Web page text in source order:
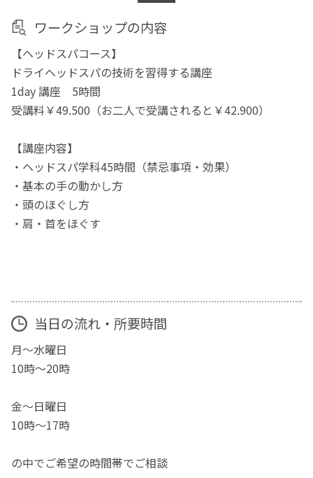
ワークショップの内容
【ヘッドスパコース】
ドライヘッドスパの技術を習得する講座
1day 講座 5時間
受講料￥49.500（お二人で受講されると￥42.900）
【講座内容】
・ヘッドスパ学科45時間（禁忌事項・効果）
・基本の手の動かし方
・頭のほぐし方
・肩・首をほぐす
当日の流れ・所要時間
月～水曜日
10時～20時
金～日曜日
10時～17時
の中でご希望の時間帯でご相談